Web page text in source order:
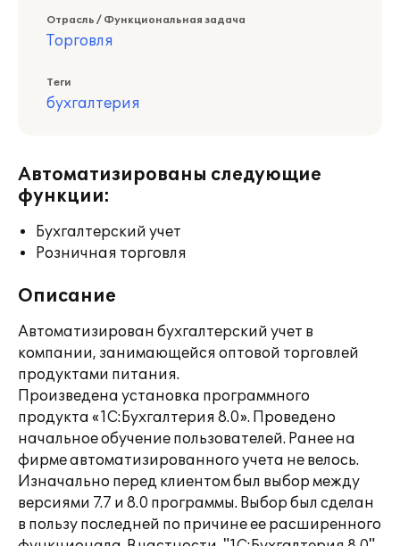
Отрасль / Функциональная задача
Торговля
Теги
бухгалтерия
Автоматизированы следующие
функции:
Бухгалтерский учет
Розничная торговля
Описание
Автоматизирован бухгалтерский учет в
компании, занимающейся оптовой торговлей
продуктами питания.
Произведена установка программного
продукта «1С:Бухгалтерия 8.0». Проведено
начальное обучение пользователей. Ранее на
фирме автоматизированного учета не велось.
Изначально перед клиентом был выбор между
версиями 7.7 и 8.0 программы. Выбор был сделан
в пользу последней по причине ее расширенного